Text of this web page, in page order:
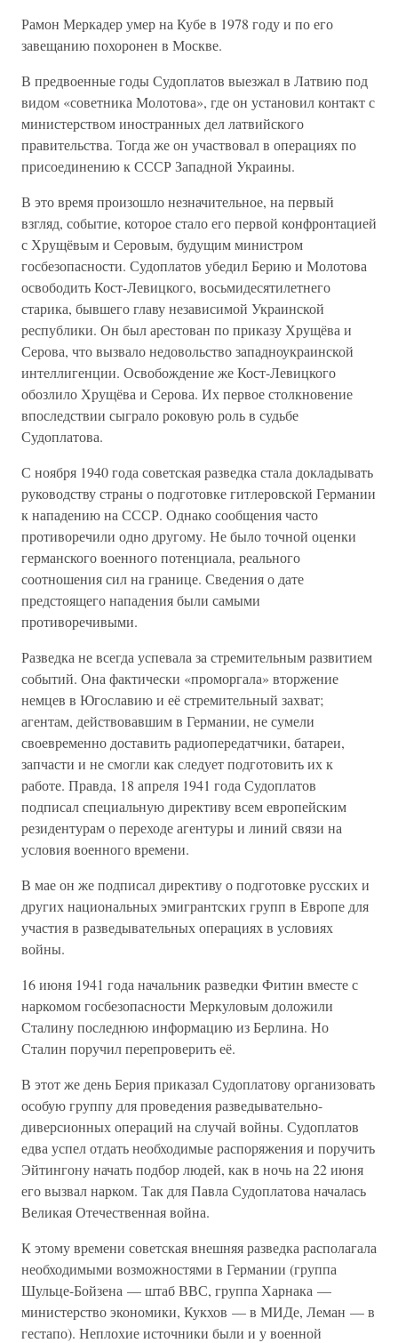
Рамон Меркадер умер на Кубе в 1978 году и по его
завещанию похоронен в Москве.
В предвоенные годы Судоплатов выезжал в Латвию под
видом «советника Молотова», где он установил контакт с
министерством иностранных дел латвийского
правительства. Тогда же он участвовал в операциях по
присоединению к СССР Западной Украины.
В это время произошло незначительное, на первый
взгляд, событие, которое стало его первой конфронтацией
с Хрущёвым и Серовым, будущим министром
госбезопасности. Судоплатов убедил Берию и Молотова
освободить Кост-Левицкого, восьмидесятилетнего
старика, бывшего главу независимой Украинской
республики. Он был арестован по приказу Хрущёва и
Серова, что вызвало недовольство западноукраинской
интеллигенции. Освобождение же Кост-Левицкого
обозлило Хрущёва и Серова. Их первое столкновение
впоследствии сыграло роковую роль в судьбе
Судоплатова.
С ноября 1940 года советская разведка стала докладывать
руководству страны о подготовке гитлеровской Германии
к нападению на СССР. Однако сообщения часто
противоречили одно другому. Не было точной оценки
германского военного потенциала, реального
соотношения сил на границе. Сведения о дате
предстоящего нападения были самыми
противоречивыми.
Разведка не всегда успевала за стремительным развитием
событий. Она фактически «проморгала» вторжение
немцев в Югославию и её стремительный захват;
агентам, действовавшим в Германии, не сумели
своевременно доставить радиопередатчики, батареи,
запчасти и не смогли как следует подготовить их к
работе. Правда, 18 апреля 1941 года Судоплатов
подписал специальную директиву всем европейским
резидентурам о переходе агентуры и линий связи на
условия военного времени.
В мае он же подписал директиву о подготовке русских и
других национальных эмигрантских групп в Европе для
участия в разведывательных операциях в условиях
войны.
16 июня 1941 года начальник разведки Фитин вместе с
наркомом госбезопасности Меркуловым доложили
Сталину последнюю информацию из Берлина. Но
Сталин поручил перепроверить её.
В этот же день Берия приказал Судоплатову организовать
особую группу для проведения разведывательно-
диверсионных операций на случай войны. Судоплатов
едва успел отдать необходимые распоряжения и поручить
Эйтингону начать подбор людей, как в ночь на 22 июня
его вызвал нарком. Так для Павла Судоплатова началась
Великая Отечественная война.
К этому времени советская внешняя разведка располагала
необходимыми возможностями в Германии (группа
Шульце-Бойзена — штаб ВВС, группа Харнака —
министерство экономики, Кукхов — в МИДе, Леман — в
гестапо). Неплохие источники были и у военной